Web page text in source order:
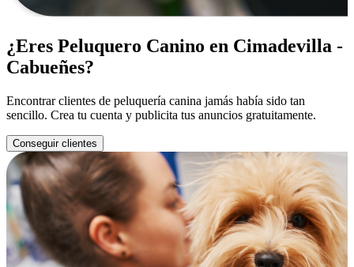
¿Eres Peluquero Canino en Cimadevilla -
Cabueñes?
Encontrar clientes de peluquería canina jamás había sido tan
sencillo. Crea tu cuenta y publicita tus anuncios gratuitamente.
Conseguir clientes